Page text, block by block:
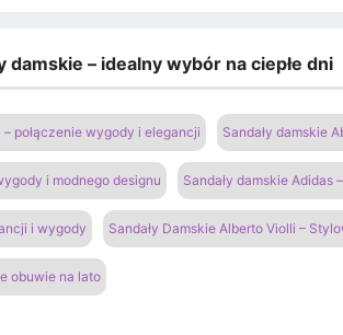
damskie – idealny wybór na ciepłe dni
– połączenie wygody i elegancji Sandały damskie
i modnego designu Sandały damskie Adidas
i wygody Sandały Damskie Alberto Violli –
obuwie na lato